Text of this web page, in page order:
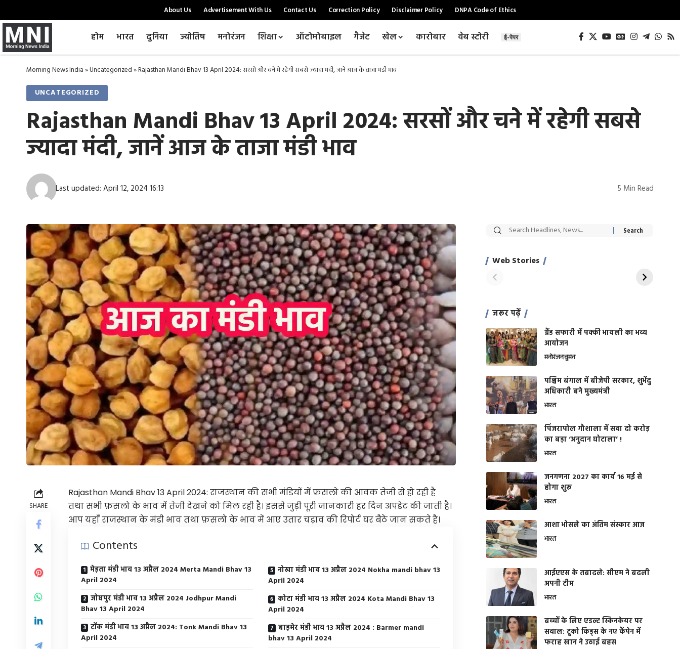
About Us Advertisement With Us Contact Us Correction Policy Disclaimer Policy DNPA Code of Ethics
होम भारत दुनिया ज्योतिष मनोरंजन शिक्षा ऑटोमोबाइल गैजेट खेल कारोबार वेब स्टोरी ई-पेपर
Morning News India»Uncategorized»Rajasthan Mandi Bhav 13 April 2024: सरसों और चने में रहेगी सबसे ज्यादा मंदी, जानें आज के ताजा मंडी भाव
UNCATEGORIZED
Rajasthan Mandi Bhav 13 April 2024: सरसों और चने में रहेगी सबसे
ज्यादा मंदी, जानें आज के ताजा मंडी भाव
Last updated: April 12, 2024 16:13 5 Min Read
SHARE
Rajasthan Mandi Bhav 13 April 2024: राजस्थान की सभी मंडियों में फ़सलो की आवक तेजी से हो रही है
तथा सभी फ़सलो के भाव में तेजी देखने को मिल रही है। इससे जुड़ी पूरी जानकारी हर दिन अपडेट की जाती है।
आप यहाँ राजस्थान के मंडी भाव तथा फ़सलो के भाव में आए उतार चड़ाव की रिपोर्ट घर बैठे जान सकते है।
Contents
मेड़ता मंडी भाव 13 अप्रैल 2024 Merta Mandi Bhav 13
April 2024
जोधपुर मंडी भाव 13 अप्रैल 2024 Jodhpur Mandi
Bhav 13 April 2024
टोंक मंडी भाव 13 अप्रैल 2024: Tonk Mandi Bhav 13
April 2024
नोखा मंडी भाव 13 अप्रैल 2024 Nokha mandi bhav 13
April 2024
कोटा मंडी भाव 13 अप्रैल 2024 Kota Mandi Bhav 13
April 2024
बाड़मेर मंडी भाव 13 अप्रैल 2024 : Barmer mandi
bhav 13 April 2024
Web Stories
सट्टेबाजी में अरेस्ट हुए
साहिल खान
रोज एक कच्चे लहसुन
जरूर पढ़ें
ग्रैंड सफारी में पक्की भायली का भव्य
आयोजन
मनोरंजनवुमन
पश्चिम बंगाल में बीजेपी सरकार, शुभेंदु
अधिकारी बने मुख्यमंत्री
भारत
​पिंजरापोल गौशाला में सवा दो करोड़
का बड़ा ‘अनुदान घोटाला’ !
भारत
जनगणना 2027 का कार्य 16 मई से
होगा शुरू
भारत
आशा भोसले का अंतिम संस्कार आज
भारत
आईएएस के तबादले: सीएम ने बदली
अपनी टीम
भारत
बच्चों के लिए एडल्ट स्किनकेयर पर
सवाल: टूको किड्स के नए कैंपेन में
फराह खान ने उठाई बहस